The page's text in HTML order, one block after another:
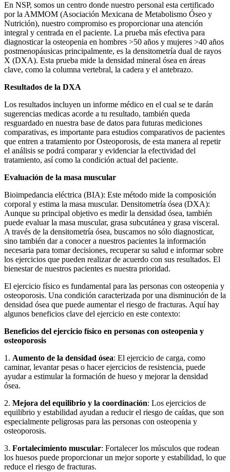
En NSP, somos un centro donde nuestro personal esta certificado
por la AMMOM (Asociación Mexicana de Metabolismo Óseo y
Nutrición), nuestro compromiso es proporcionar una atención
integral y centrada en el paciente. La prueba más efectiva para
diagnosticar la osteopenia en hombres >50 años y mujeres >40 años
postmenopáusicas principalmente, es la densitometría dual de rayos
X (DXA). Esta prueba mide la densidad mineral ósea en áreas
clave, como la columna vertebral, la cadera y el antebrazo.
Resultados de la DXA
Los resultados incluyen un informe médico en el cual se te darán
sugerencias medicas acorde a tu resultado, también queda
resguardado en nuestra base de datos para futuras mediciones
comparativas, es importante para estudios comparativos de pacientes
que entren a tratamiento por Osteoporosis, de esta manera al repetir
el análisis se podrá comparar y evidenciar la efectividad del
tratamiento, así como la condición actual del paciente.
Evaluación de la masa muscular
Bioimpedancia eléctrica (BIA): Este método mide la composición
corporal y estima la masa muscular. Densitometría ósea (DXA):
Aunque su principal objetivo es medir la densidad ósea, también
puede evaluar la masa muscular, grasa subcutánea y grasa visceral.
A través de la densitometría ósea, buscamos no sólo diagnosticar,
sino también dar a conocer a nuestros pacientes la información
necesaria para tomar decisiones, recuperar su salud e informar sobre
los ejercicios que pueden realizar de acuerdo con sus resultados. El
bienestar de nuestros pacientes es nuestra prioridad.
El ejercicio físico es fundamental para las personas con osteopenia y
osteoporosis. Una condición caracterizada por una disminución de la
densidad ósea que puede aumentar el riesgo de fracturas. Aquí hay
algunos beneficios clave del ejercicio en este contexto:
Beneficios del ejercicio físico en personas con osteopenia y
osteoporosis
1. Aumento de la densidad ósea: El ejercicio de carga, como
caminar, levantar pesas o hacer ejercicios de resistencia, puede
ayudar a estimular la formación de hueso y mejorar la densidad
ósea.
2. Mejora del equilibrio y la coordinación: Los ejercicios de
equilibrio y estabilidad ayudan a reducir el riesgo de caídas, que son
especialmente peligrosas para las personas con osteopenia y
osteoporosis.
3. Fortalecimiento muscular: Fortalecer los músculos que rodean
los huesos puede proporcionar un mejor soporte y estabilidad, lo que
reduce el riesgo de fracturas.